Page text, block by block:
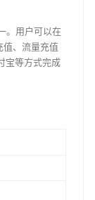
。用户可以在
、流量充值
宝等方式完成